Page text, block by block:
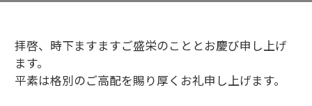
拝啓、時下ますますご盛栄のこととお慶び申し上げ
ます。
平素は格別のご高配を賜り厚くお礼申し上げます。